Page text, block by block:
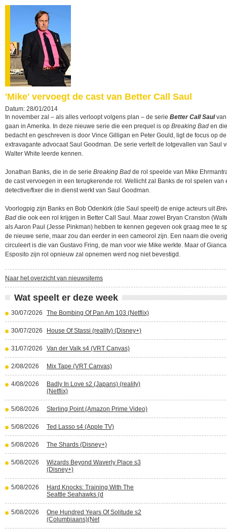
'Mike' vervoegt de cast van Better Call Saul
Datum: 28/01/2014
In november zal – als alles verloopt volgens plan – de serie Better Call Saulvan
gaan in Amerika. In deze nieuwe serie die een prequel is op Breaking Bad en
bedacht en geschreven is door Vince Gilligan en Peter Gould, ligt de focus op de
extravagante advocaat Saul Goodman. De serie vertelt de lotgevallen van Saul
Walter White leerde kennen.
Jonathan Banks, die in de serie Breaking Bad de rol speelde van Mike
de cast vervoegen in een terugkerende rol. Wellicht zal Banks de rol spelen van
detective/fixer die in dienst werkt van Saul Goodman.
Voorlogpig zijn Banks en Bob Odenkirk (die Saul speelt) de enige acteurs uit
Bad die ook een rol krijgen in Better Call Saul. Maar zowel Bryan Cranston
als Aaron Paul (Jesse Pinkman) hebben te kennen gegeven ook graag mee te
de nieuwe serie, maar zou dan eerder in een cameorol zijn. Een naam die
circuleert is die van Gustavo Fring, de man voor wie Mike werkte. Maar of
Esposito zijn rol opnieuw zal opnemen werd nog niet bevestigd.
Naar het overzicht van nieuwsitems
Wat speelt er deze week
30/07/2026 The Bombing Of Pan Am 103 (Netflix)
30/07/2026 House Of Stassi (reality) (Disney+)
31/07/2026 Van der Valk s4 (VRT Canvas)
2/08/2026 Mix Tape (VRT Canvas)
4/08/2026
Badly In Love s2 (Japans) (reality)
(Netflix)
5/08/2026 Sterling Point (Amazon Prime Video)
5/08/2026 Ted Lasso s4 (Apple TV)
5/08/2026 The Shards (Disney+)
5/08/2026
Wizards Beyond Waverly Place s3
(Disney+)
5/08/2026
Hard Knocks: Training With The
Seattle Seahawks (d
5/08/2026
One Hundred Years Of Solitude s2
(Columbiaans)(Net